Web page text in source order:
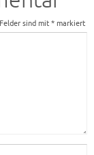
sind mit * markiert